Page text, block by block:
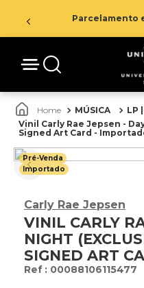
Parcelamento
MÚSICA LP
Vinil Carly Rae Jepsen -
Signed Art Card -
Pré-Venda
Importado
Carly Rae Jepsen
VINIL CARLY
NIGHT
SIGNED ART
: 00088106115477